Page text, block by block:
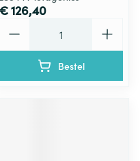
€ 126,40
Bestel